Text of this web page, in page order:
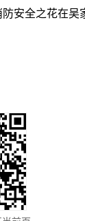
安全之花在吴